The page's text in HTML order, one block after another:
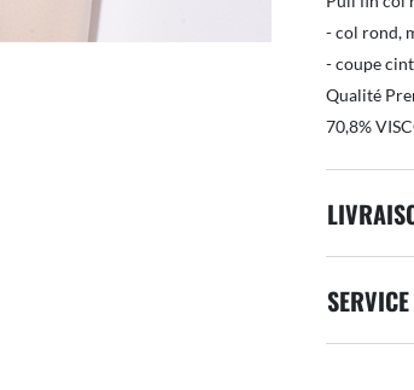
- col rond,
- coupe
Qualité
70,8%